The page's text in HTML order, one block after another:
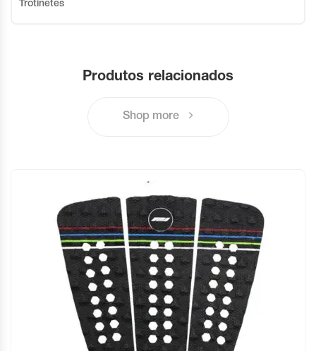
Trotinetes
Produtos relacionados
Shop more